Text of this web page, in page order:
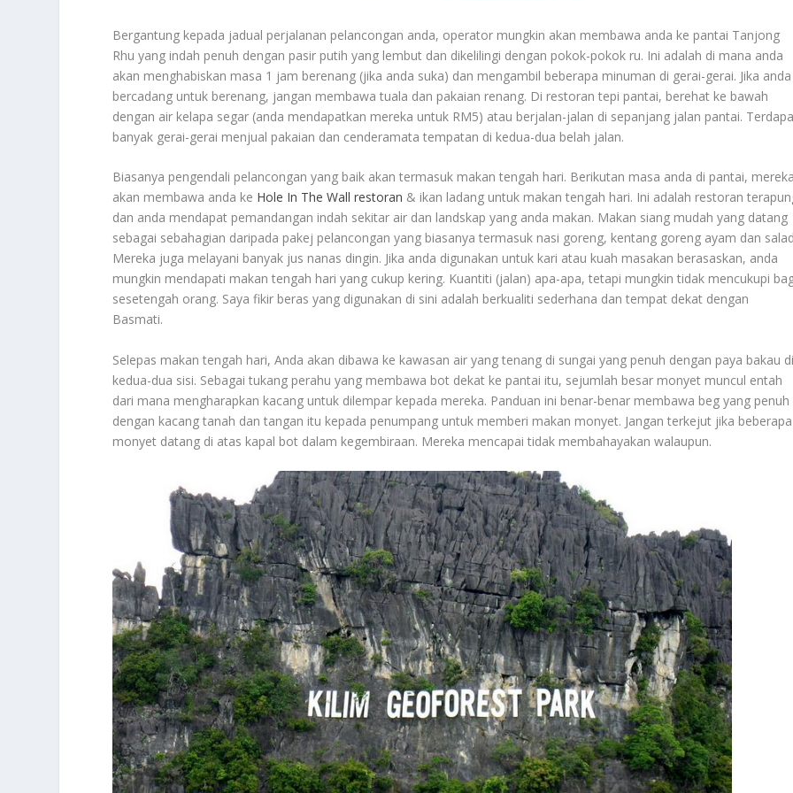
Bergantung kepada jadual perjalanan pelancongan anda, operator mungkin akan membawa anda ke pantai Tanjong
Rhu yang indah penuh dengan pasir putih yang lembut dan dikelilingi dengan pokok-pokok ru. Ini adalah di mana anda
akan menghabiskan masa 1 jam berenang (jika anda suka) dan mengambil beberapa minuman di gerai-gerai. Jika anda
bercadang untuk berenang, jangan membawa tuala dan pakaian renang. Di restoran tepi pantai, berehat ke bawah
dengan air kelapa segar (anda mendapatkan mereka untuk RM5) atau berjalan-jalan di sepanjang jalan pantai.
banyak gerai-gerai menjual pakaian dan cenderamata tempatan di kedua-dua belah jalan.
Biasanya pengendali pelancongan yang baik akan termasuk makan tengah hari. Berikutan masa anda di pantai, mereka
akan membawa anda ke Hole In The Wall restoran & ikan ladang untuk makan tengah hari. Ini adalah restoran
dan anda mendapat pemandangan indah sekitar air dan landskap yang anda makan. Makan siang mudah yang datang
sebagai sebahagian daripada pakej pelancongan yang biasanya termasuk nasi goreng, kentang goreng ayam dan
Mereka juga melayani banyak jus nanas dingin. Jika anda digunakan untuk kari atau kuah masakan berasaskan, anda
mungkin mendapati makan tengah hari yang cukup kering. Kuantiti (jalan) apa-apa, tetapi mungkin tidak mencukupi
sesetengah orang. Saya fikir beras yang digunakan di sini adalah berkualiti sederhana dan tempat dekat dengan
Basmati.
Selepas makan tengah hari, Anda akan dibawa ke kawasan air yang tenang di sungai yang penuh dengan paya bakau di
kedua-dua sisi. Sebagai tukang perahu yang membawa bot dekat ke pantai itu, sejumlah besar monyet muncul entah
dari mana mengharapkan kacang untuk dilempar kepada mereka. Panduan ini benar-benar membawa beg yang penuh
dengan kacang tanah dan tangan itu kepada penumpang untuk memberi makan monyet. Jangan terkejut jika beberapa
monyet datang di atas kapal bot dalam kegembiraan. Mereka mencapai tidak membahayakan walaupun.